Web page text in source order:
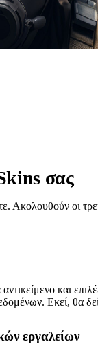
σας
Ακολουθούν οι
και
Εκεί, θα
εργαλείων